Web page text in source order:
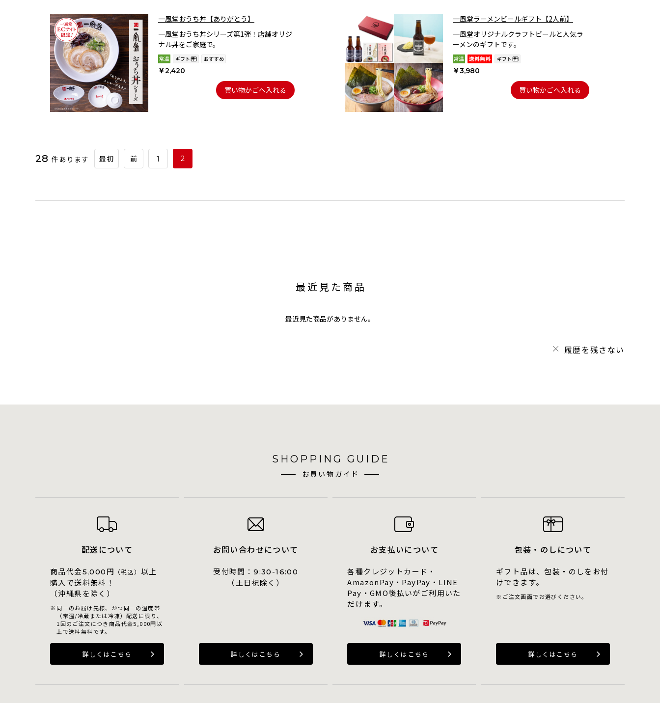
一風堂おうち丼【ありがとう】
一風堂おうち丼シリーズ第1弾！店舗オリジ
ナル丼をご家庭で。
￥2,420
買い物かごへ入れる
一風堂ラーメンビールギフト【2人前】
一風堂オリジナルクラフトビールと人気ラ
ーメンのギフトです。
￥3,980
買い物かごへ入れる
28 件あります 最初 前 1 2
最近見た商品
最近見た商品がありません。
履歴を残さない
SHOPPING GUIDE
お買い物ガイド
配送について
商品代金5,000 円 （税込） 以上
購入で送料無料！
（沖縄県を除く）
同一のお届け先様、かつ同一の温度帯
（常温/冷蔵または冷凍）配送に限り、
1回のご注文につき商品代金5,000円以
上で送料無料です。
詳しくはこちら
お問い合わせについて
受付時間：9:30-16:00
（土日祝除く）
詳しくはこちら
お支払いについて
各種クレジットカード・
AmazonPay・PayPay・LINE
Pay・GMO後払いがご利用いた
だけます。
詳しくはこちら
包装・のしについて
ギフト品は、包装・のしをお付
けできます。
ご注文画面でお選びください。
詳しくはこちら